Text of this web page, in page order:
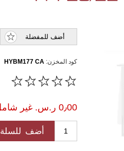
أضف للمفضلة
كود المخزن: HYBM177 CA
0٫00 ر.س.‏ غير شامل الضريبة
أضف للسلة